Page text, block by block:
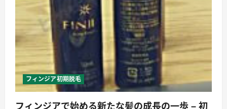
フィンジア初期脱毛
フィンジアで始める新たな髪の成長の一歩 – 初